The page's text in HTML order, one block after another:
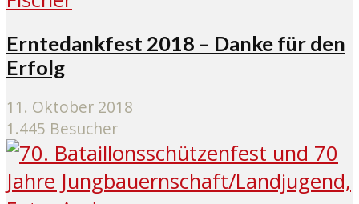
Erntedankfest 2018 – Danke für den
Erfolg
11. Oktober 2018
1.445 Besucher